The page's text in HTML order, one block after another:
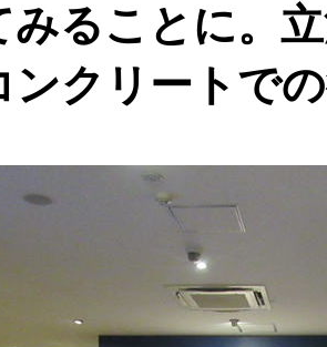
みることに。
ンクリートで